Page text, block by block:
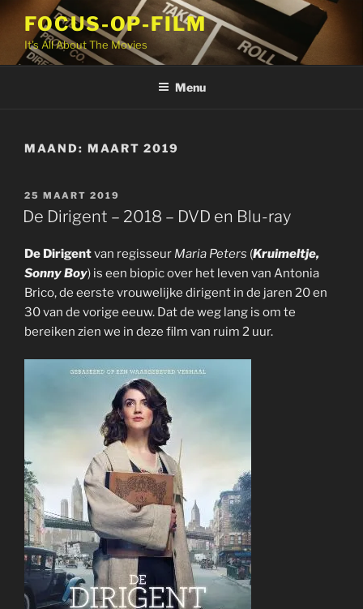
inhoud
FOCUS-OP-FILM
It's All About The Movies
Menu
MAAND: MAART 2019
GEPLAATST
OP
25 MAART 2019
De Dirigent – 2018 – DVD en Blu-ray
De Dirigentvan regisseur Maria Peters (Kruimeltje,
Sonny Boy) is een biopic over het leven van Antonia
Brico, de eerste vrouwelijke dirigent in de jaren 20 en
30 van de vorige eeuw. Dat de weg lang is om te
bereiken zien we in deze film van ruim 2 uur.